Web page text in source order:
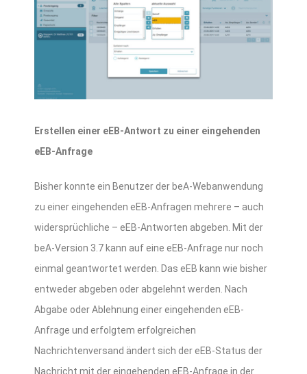
Erstellen einer eEB-Antwort zu einer eingehenden
eEB-Anfrage
Bisher konnte ein Benutzer der beA-Webanwendung
zu einer eingehenden eEB-Anfragen mehrere – auch
widersprüchliche – eEB-Antworten abgeben. Mit der
beA-Version 3.7 kann auf eine eEB-Anfrage nur noch
einmal geantwortet werden. Das eEB kann wie bisher
entweder abgeben oder abgelehnt werden. Nach
Abgabe oder Ablehnung einer eingehenden eEB-
Anfrage und erfolgtem erfolgreichen
Nachrichtenversand ändert sich der eEB-Status der
Nachricht mit der eingehenden eEB-Anfrage in der